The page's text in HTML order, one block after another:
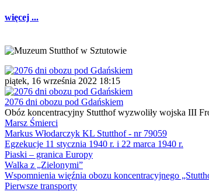
więcej ...
piątek, 16 września 2022 18:15
2076 dni obozu pod Gdańskiem
Obóz koncentracyjny Stutthof wyzwoliły wojska III
Marsz Śmierci
Markus Włodarczyk KL Stutthof - nr 79059
Egzekucje 11 stycznia 1940 r. i 22 marca 1940 r.
Piaski – granica Europy
Walka z „Zielonymi”
Wspomnienia więźnia obozu koncentracyjnego
Pierwsze transporty